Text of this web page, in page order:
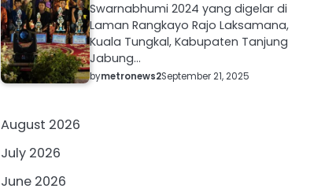
Swarnabhumi 2024 yang digelar di
Laman Rangkayo Rajo Laksamana,
Kuala Tungkal, Kabupaten Tanjung
Jabung…
bymetronews2September 21, 2025
August 2026
July 2026
June 2026